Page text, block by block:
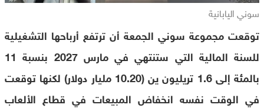
سوني اليابانية
توقعت مجموعة سوني الجمعة أن ترتفع أرباحها التشغيلية
للسنة المالية التي ستنتهي في مارس 2027 بنسبة 11
بالمئة إلى 1.6 تريليون ين (10.20 مليار دولار) لكنها توقعت
في الوقت نفسه انخفاض المبيعات في قطاع الألعاب